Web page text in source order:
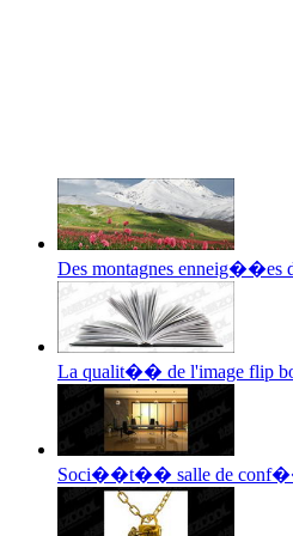
Des montagnes
La qualit�� de l'image flip
Soci��t�� salle de